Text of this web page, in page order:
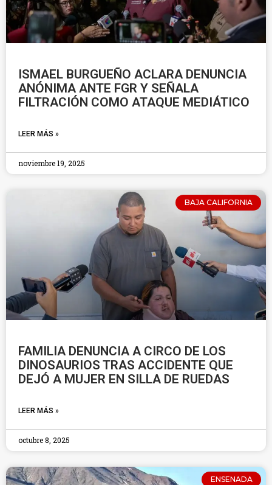
ISMAEL BURGUEÑO ACLARA DENUNCIA
ANÓNIMA ANTE FGR Y SEÑALA
FILTRACIÓN COMO ATAQUE MEDIÁTICO
LEER MÁS »
noviembre 19, 2025
BAJA CALIFORNIA
FAMILIA DENUNCIA A CIRCO DE LOS
DINOSAURIOS TRAS ACCIDENTE QUE
DEJÓ A MUJER EN SILLA DE RUEDAS
LEER MÁS »
octubre 8, 2025
ENSENADA